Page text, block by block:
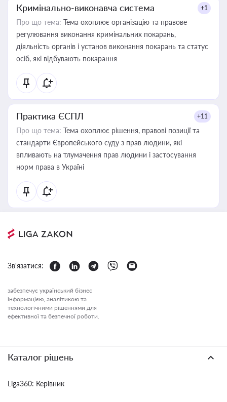
Кримінально-виконавча система +1
Про що тема: Тема охоплює організацію та правове
регулювання виконання кримінальних покарань,
діяльність органів і установ виконання покарань та статус
осіб, які відбувають покарання
Практика ЄСПЛ +11
Про що тема: Тема охоплює рішення, правові позиції та
стандарти Європейського суду з прав людини, які
впливають на тлумачення прав людини і застосування
норм права в Україні
Зв'язатися:
забезпечує український бізнес
інформацією, аналітикою та
технологічними рішеннями для
ефективної та безпечної роботи.
Каталог рішень
Liga360: Керівник